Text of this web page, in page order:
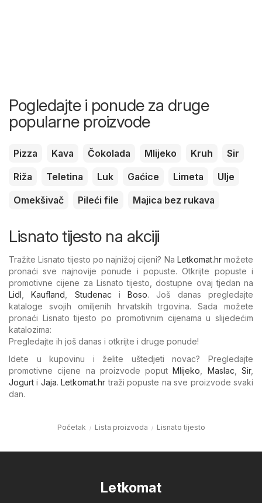
Pogledajte i ponude za druge
popularne proizvode
Pizza Kava Čokolada Mlijeko Kruh
Sir
Riža
Teletina Luk Gaćice Limeta
Ulje
Omekšivač
Pileći file Majica bez rukava
Lisnato tijesto na akciji
Tražite Lisnato tijesto po najnižoj cijeni? Na Letkomat.hrmožete
pronaći sve najnovije ponude i popuste. Otkrijte popuste i
promotivne cijene za Lisnato tijesto, dostupne ovaj tjedan na
Lidl ,Kaufland Studenac iBoso. Još danas pregledajte
kataloge svojih omiljenih hrvatskih trgovina. Sada možete
pronaći Lisnato tijesto po promotivnim cijenama u slijedećim
katalozima:
Pregledajte ih još danas i otkrijte i druge ponude!
Idete u kupovinu i želite uštedjeti novac? Pregledajte
promotivne cijene na proizvode poputMlijeko Maslac ,Sir,
Jogurt i Jaja.Letkomat.hr traži popuste na sve proizvode svaki
dan.
Početak Lista proizvoda Lisnato tijesto
Letkomat